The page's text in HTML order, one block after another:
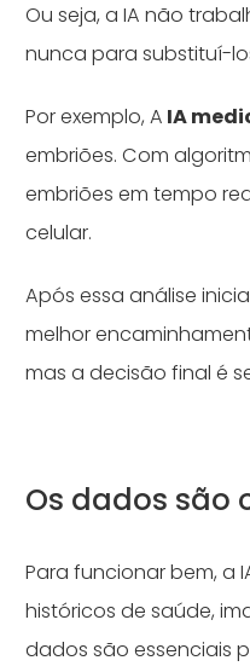
Ou seja, a IA não
nunca para substituí-
Por exemplo, A IA
embriões. Com
embriões em tempo
celular.
Após essa análise
melhor
mas a decisão final é
Os dados são
Para funcionar bem, a
históricos de saúde,
dados são essenciais